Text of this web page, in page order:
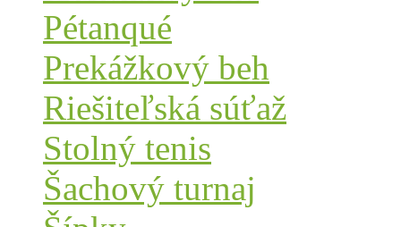
Pétanqué
Prekážkový beh
Riešiteľská súťaž
Stolný tenis
Šachový turnaj